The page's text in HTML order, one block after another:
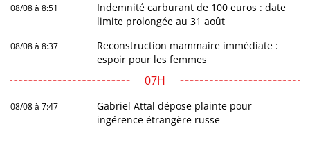
08/08 à 8:51
Indemnité carburant de 100 euros : date
limite prolongée au 31 août
08/08 à 8:37
Reconstruction mammaire immédiate :
espoir pour les femmes
07H
08/08 à 7:47
Gabriel Attal dépose plainte pour
ingérence étrangère russe